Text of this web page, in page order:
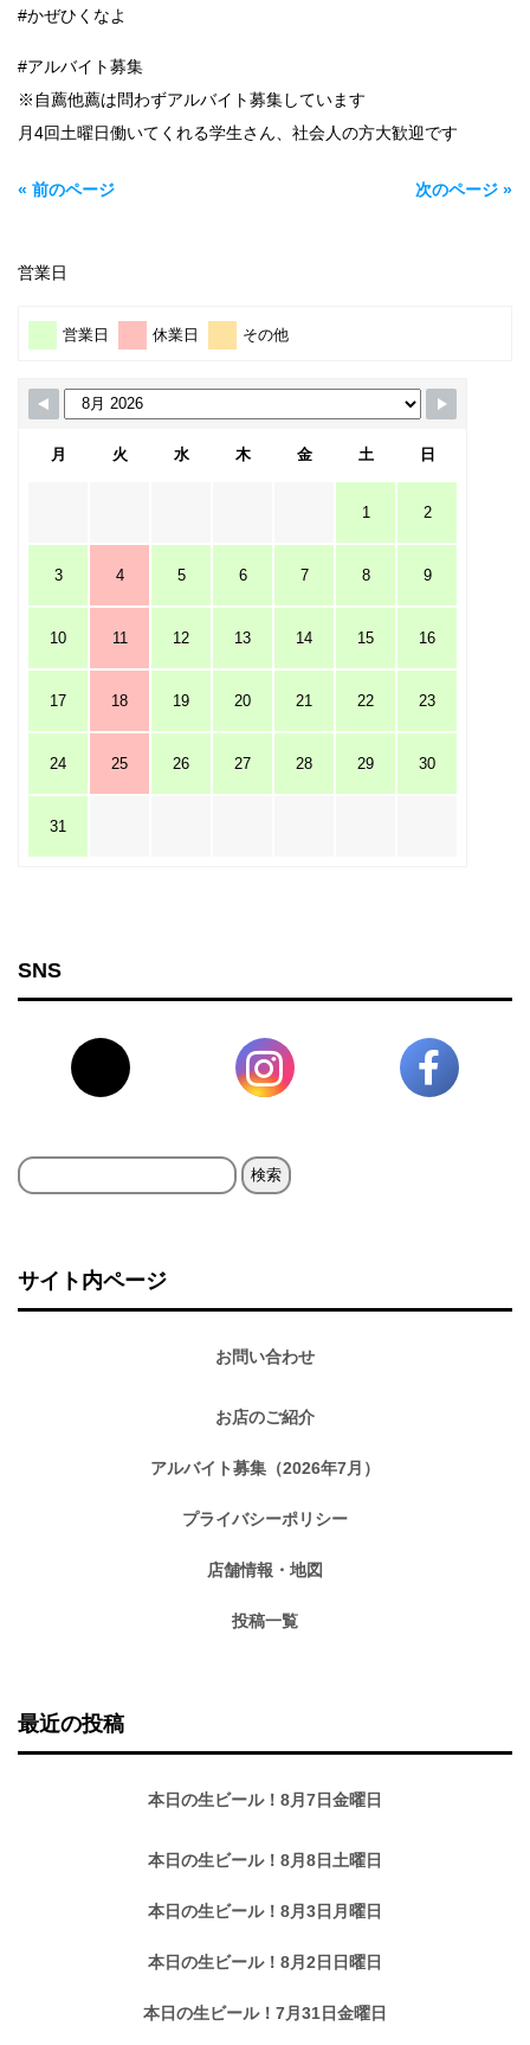
#かぜひくなよ
#アルバイト募集
※自薦他薦は問わずアルバイト募集しています
月4回土曜日働いてくれる学生さん、社会人の方大歓迎です
« 前のページ 次のページ »
営業日
営業日 休業日 その他
月 火 水 木 金 土 日
1 2
3 4 5 6 7 8 9
10 11 12 13 14 15 16
17 18 19 20 21 22 23
24 25 26 27 28 29 30
31
SNS
検
サイト内ページ
お問い合わせ
お店のご紹介
アルバイト募集（2026年7月）
プライバシーポリシー
店舗情報・地図
投稿一覧
最近の投稿
本日の生ビール！8月7日金曜日
本日の生ビール！8月8日土曜日
本日の生ビール！8月3日月曜日
本日の生ビール！8月2日日曜日
本日の生ビール！7月31日金曜日